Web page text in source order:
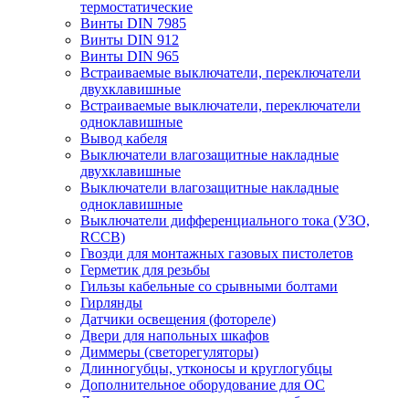
термостатические
Винты DIN 7985
Винты DIN 912
Винты DIN 965
Встраиваемые выключатели, переключатели
двухклавишные
Встраиваемые выключатели, переключатели
одноклавишные
Вывод кабеля
Выключатели влагозащитные накладные
двухклавишные
Выключатели влагозащитные накладные
одноклавишные
Выключатели дифференциального тока (УЗО,
RCCB)
Гвозди для монтажных газовых пистолетов
Герметик для резьбы
Гильзы кабельные со срывными болтами
Гирлянды
Датчики освещения (фотореле)
Двери для напольных шкафов
Диммеры (светорегуляторы)
Длинногубцы, утконосы и круглогубцы
Дополнительное оборудование для ОС